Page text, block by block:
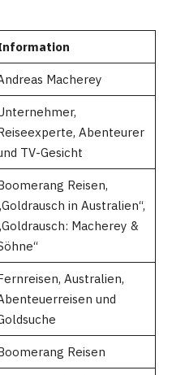
Macherey
Abenteurer
TV-Gesicht
Reisen,
in Australien“,
Macherey &
Australien,
und
Reisen